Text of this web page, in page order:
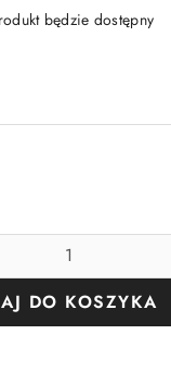
będzie dostępny
DO KOSZYKA